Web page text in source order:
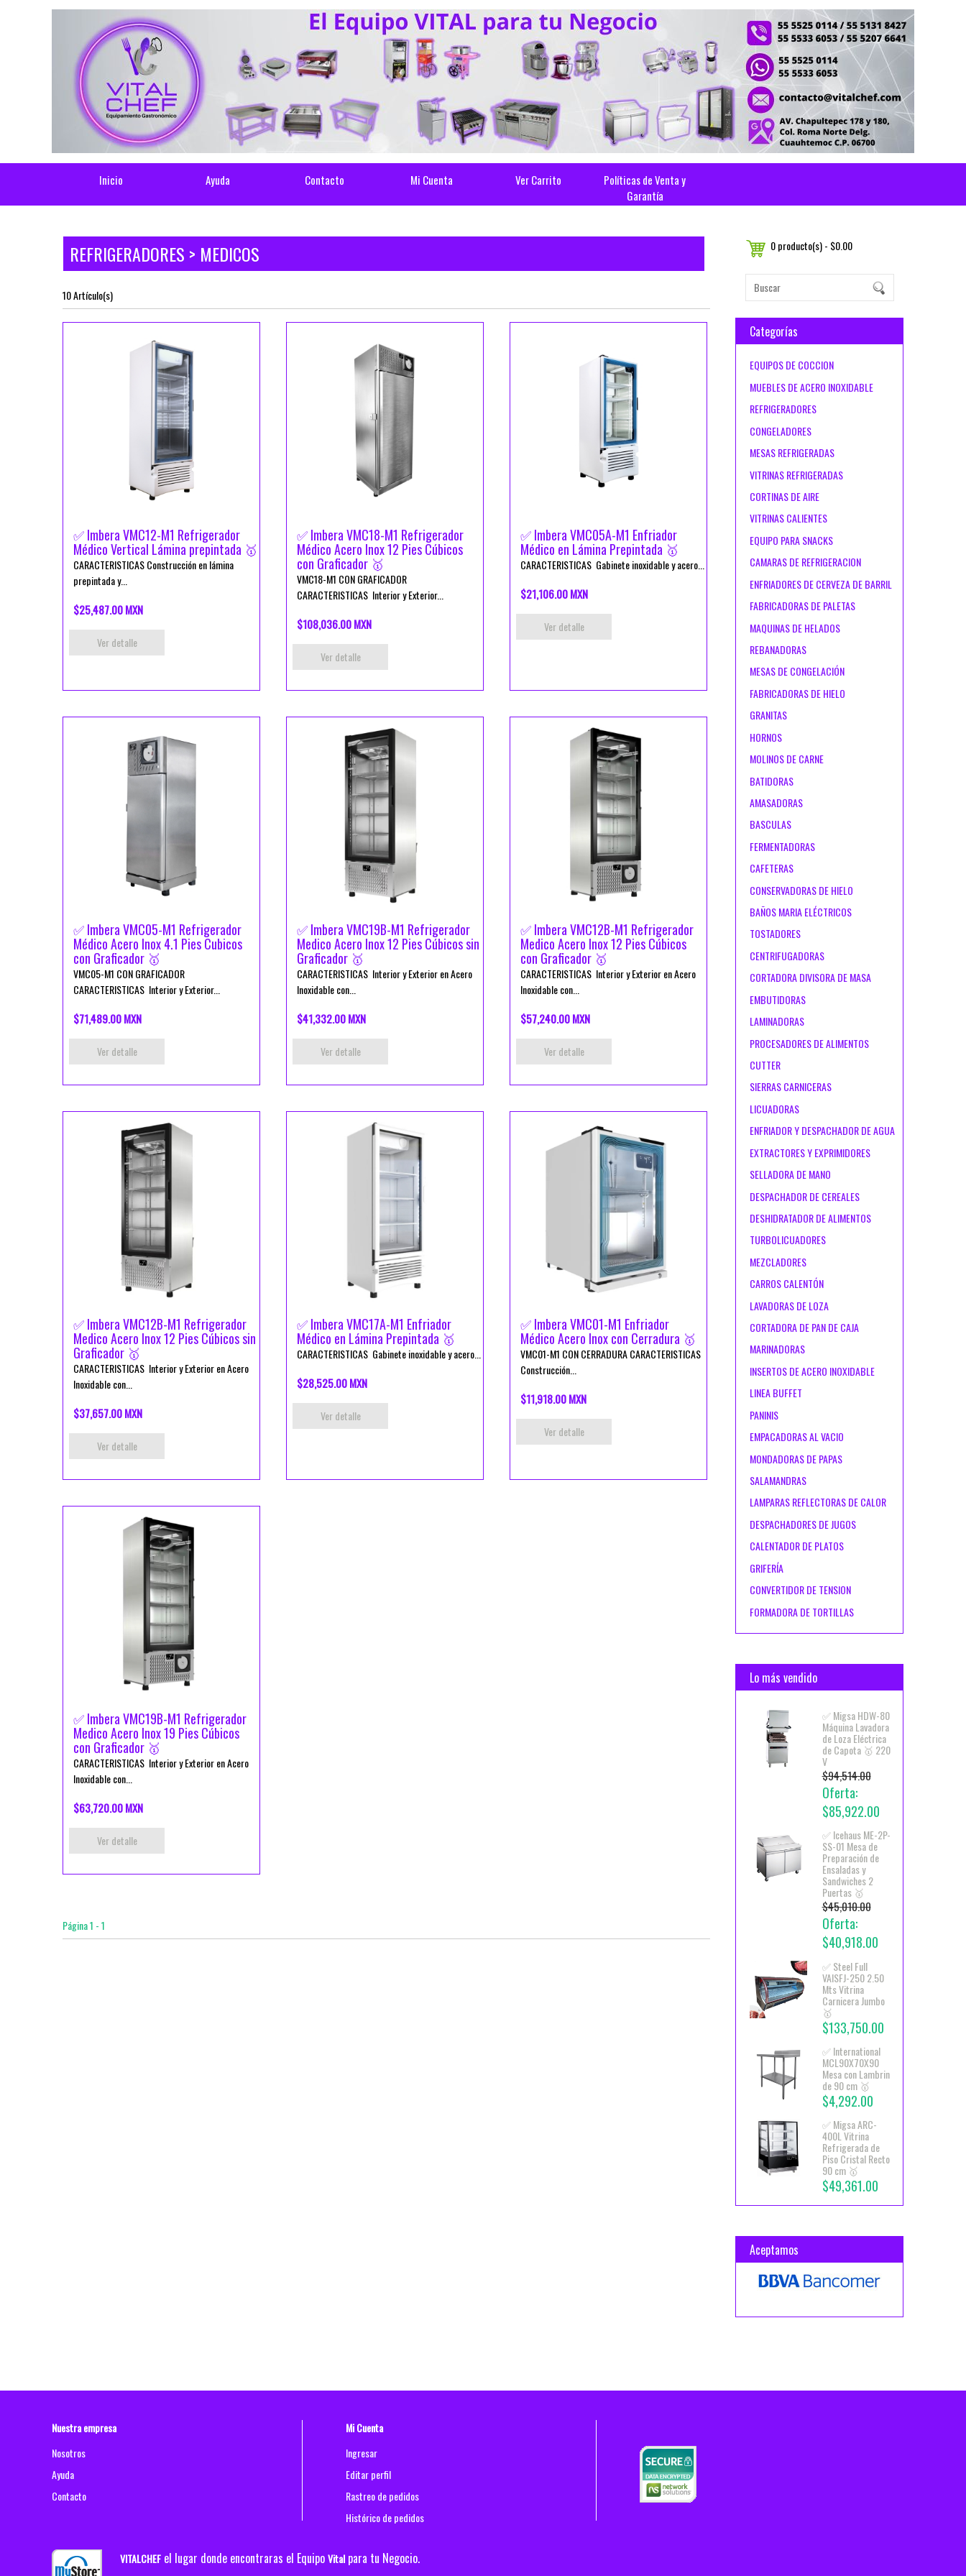
Inicio Ayuda Contacto Mi Cuenta Ver Carrito
Políticas de Venta y
Garantía
0 producto(s) - $0.00
Categorías
EQUIPOS DE COCCION
MUEBLES DE ACERO INOXIDABLE
REFRIGERADORES
CONGELADORES
MESAS REFRIGERADAS
VITRINAS REFRIGERADAS
CORTINAS DE AIRE
VITRINAS CALIENTES
EQUIPO PARA SNACKS
CAMARAS DE REFRIGERACION
ENFRIADORES DE CERVEZA DE BARRIL
FABRICADORAS DE PALETAS
MAQUINAS DE HELADOS
REBANADORAS
MESAS DE CONGELACIÓN
FABRICADORAS DE HIELO
GRANITAS
HORNOS
MOLINOS DE CARNE
BATIDORAS
AMASADORAS
BASCULAS
FERMENTADORAS
CAFETERAS
CONSERVADORAS DE HIELO
BAÑOS MARIA ELÉCTRICOS
TOSTADORES
CENTRIFUGADORAS
CORTADORA DIVISORA DE MASA
EMBUTIDORAS
LAMINADORAS
PROCESADORES DE ALIMENTOS
CUTTER
SIERRAS CARNICERAS
LICUADORAS
ENFRIADOR Y DESPACHADOR DE AGUA
EXTRACTORES Y EXPRIMIDORES
SELLADORA DE MANO
DESPACHADOR DE CEREALES
DESHIDRATADOR DE ALIMENTOS
TURBOLICUADORES
MEZCLADORES
CARROS CALENTÓN
LAVADORAS DE LOZA
CORTADORA DE PAN DE CAJA
MARINADORAS
INSERTOS DE ACERO INOXIDABLE
LINEA BUFFET
PANINIS
EMPACADORAS AL VACIO
MONDADORAS DE PAPAS
SALAMANDRAS
LAMPARAS REFLECTORAS DE CALOR
DESPACHADORES DE JUGOS
CALENTADOR DE PLATOS
GRIFERÍA
CONVERTIDOR DE TENSION
FORMADORA DE TORTILLAS
Lo más vendido
✅ Migsa HDW-80
Máquina Lavadora
de Loza Eléctrica
de Capota 🥇 220
V
$94,514.00
Oferta:
$85,922.00
✅ Icehaus ME-2P-
SS-01 Mesa de
Preparación de
Ensaladas y
Sandwiches 2
Puertas 🥇
$45,010.00
Oferta:
$40,918.00
✅ Steel Full
VAISFJ-250 2.50
Mts Vitrina
Carnicera Jumbo
🥇
$133,750.00
✅ International
MCL90X70X90
Mesa con Lambrin
de 90 cm 🥇
$4,292.00
✅ Migsa ARC-
400L Vitrina
Refrigerada de
Piso Cristal Recto
90 cm 🥇
$49,361.00
Aceptamos
REFRIGERADORES > MEDICOS
10 Artículo(s)
✅ Imbera VMC12-M1 Refrigerador
Médico Vertical Lámina prepintada 🥇
CARACTERISTICAS Construcción en lámina
prepintada y...
$25,487.00 MXN
Ver detalle
✅ Imbera VMC18-M1 Refrigerador
Médico Acero Inox 12 Pies Cúbicos
con Graficador 🥇
VMC18-M1 CON GRAFICADOR
CARACTERISTICAS Interior y Exterior...
$108,036.00 MXN
Ver detalle
✅ Imbera VMC05A-M1 Enfriador
Médico en Lámina Prepintada 🥇
CARACTERISTICAS Gabinete inoxidable y acero...
$21,106.00 MXN
Ver detalle
✅ Imbera VMC05-M1 Refrigerador
Médico Acero Inox 4.1 Pies Cubicos
con Graficador 🥇
VMC05-M1 CON GRAFICADOR
CARACTERISTICAS Interior y Exterior...
$71,489.00 MXN
Ver detalle
✅ Imbera VMC19B-M1 Refrigerador
Medico Acero Inox 12 Pies Cúbicos sin
Graficador 🥇
CARACTERISTICAS Interior y Exterior en Acero
Inoxidable con...
$41,332.00 MXN
Ver detalle
✅ Imbera VMC12B-M1 Refrigerador
Medico Acero Inox 12 Pies Cúbicos
con Graficador 🥇
CARACTERISTICAS Interior y Exterior en Acero
Inoxidable con...
$57,240.00 MXN
Ver detalle
✅ Imbera VMC12B-M1 Refrigerador
Medico Acero Inox 12 Pies Cúbicos sin
Graficador 🥇
CARACTERISTICAS Interior y Exterior en Acero
Inoxidable con...
$37,657.00 MXN
Ver detalle
✅ Imbera VMC17A-M1 Enfriador
Médico en Lámina Prepintada 🥇
CARACTERISTICAS Gabinete inoxidable y acero...
$28,525.00 MXN
Ver detalle
✅ Imbera VMC01-M1 Enfriador
Médico Acero Inox con Cerradura 🥇
VMC01-M1 CON CERRADURA CARACTERISTICAS
Construcción...
$11,918.00 MXN
Ver detalle
✅ Imbera VMC19B-M1 Refrigerador
Medico Acero Inox 19 Pies Cúbicos
con Graficador 🥇
CARACTERISTICAS Interior y Exterior en Acero
Inoxidable con...
$63,720.00 MXN
Ver detalle
Página 1 - 1
Nuestra empresa
Nosotros
Ayuda
Contacto
Mi Cuenta
Ingresar
Editar perfil
Rastreo de pedidos
Histórico de pedidos
VITALCHEF el lugar donde encontraras el EquipoVital para tu Negocio.